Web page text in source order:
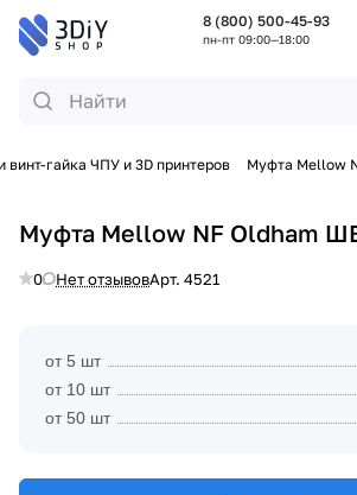
8 (800) 500-45-93
пн-пт 09:00—18:00
винт-гайка ЧПУ и 3D принтеров Муфта Mellow
Муфта Mellow NF Oldham
0 Нет отзывовАрт. 4521
от 5 шт
от 10 шт
от 50 шт